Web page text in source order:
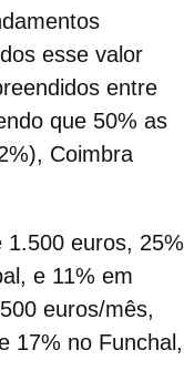
esse valor
entre
que 50% as
Coimbra
1.500 euros, 25%
e 11% em
euros/mês,
17% no Funchal,